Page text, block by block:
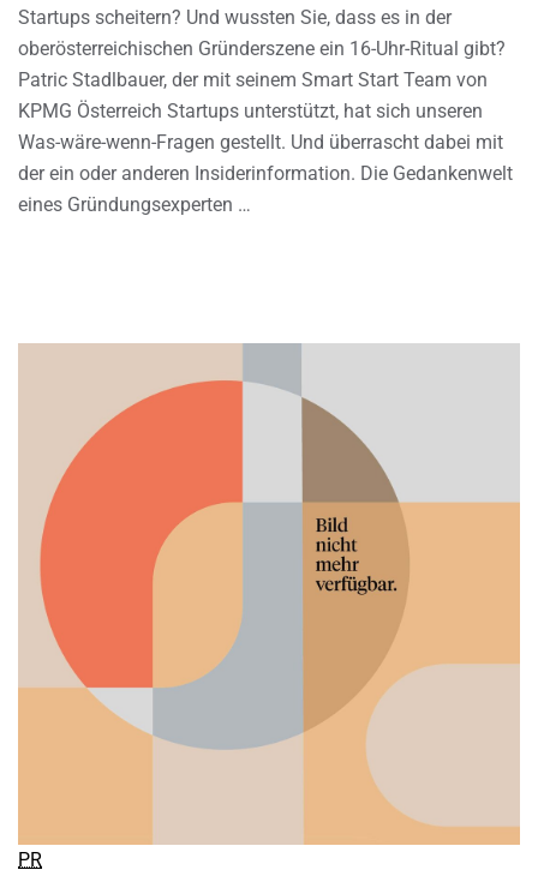
Startups scheitern? Und wussten Sie, dass es in der
oberösterreichischen Gründerszene ein 16-Uhr-Ritual gibt?
Patric Stadlbauer, der mit seinem Smart Start Team von
KPMG Österreich Startups unterstützt, hat sich unseren
Was-wäre-wenn-Fragen gestellt. Und überrascht dabei mit
der ein oder anderen Insiderinformation. Die Gedankenwelt
eines Gründungsexperten …
PR